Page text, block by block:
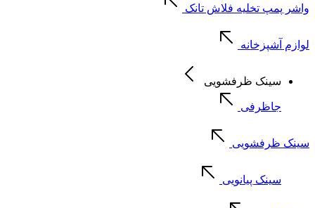
واشر پمپ تخلیه فلاش تانک
لوازم آشپزخانه
سینک ظرفشویی
جاظرفی
سینک ظرفشویی
سینک پیانویی